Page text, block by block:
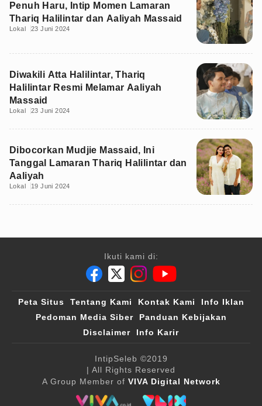
Penuh Haru, Intip Momen Lamaran
Thariq Halilintar dan Aaliyah Massaid
Lokal 23 Juni 2024
Diwakili Atta Halilintar, Thariq
Halilintar Resmi Melamar Aaliyah
Massaid
Lokal 23 Juni 2024
Dibocorkan Mudjie Massaid, Ini
Tanggal Lamaran Thariq Halilintar dan
Aaliyah
Lokal 19 Juni 2024
Ikuti kami di:
Peta Situs Tentang Kami Kontak Kami
Info Iklan
Pedoman Media Siber
Panduan Kebijakan
Disclaimer
Info Karir
IntipSeleb ©2019
| All Rights Reserved
A Group Member of VIVA Digital Network